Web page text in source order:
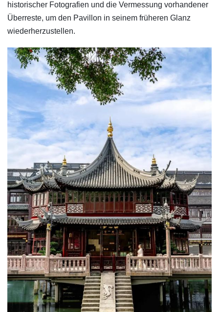
historischer Fotografien und die Vermessung vorhandener
Überreste, um den Pavillon in seinem früheren Glanz
wiederherzustellen.